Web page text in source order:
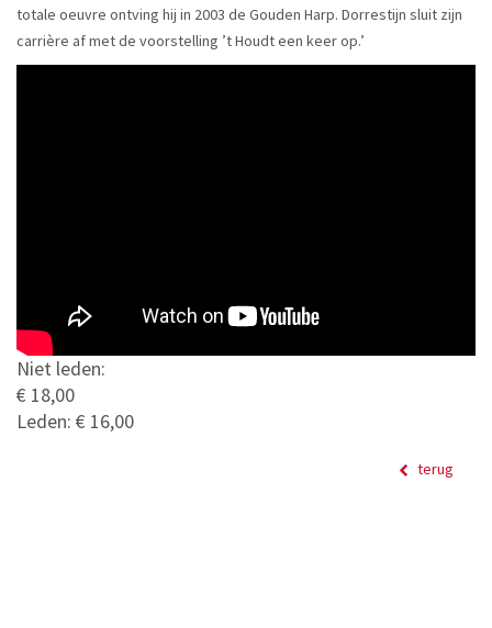
totale oeuvre ontving hij in 2003 de Gouden Harp. Dorrestijn sluit zijn
carrière af met de voorstelling ’t Houdt een keer op.’
Niet leden:
€ 18,00
Leden: € 16,00
terug